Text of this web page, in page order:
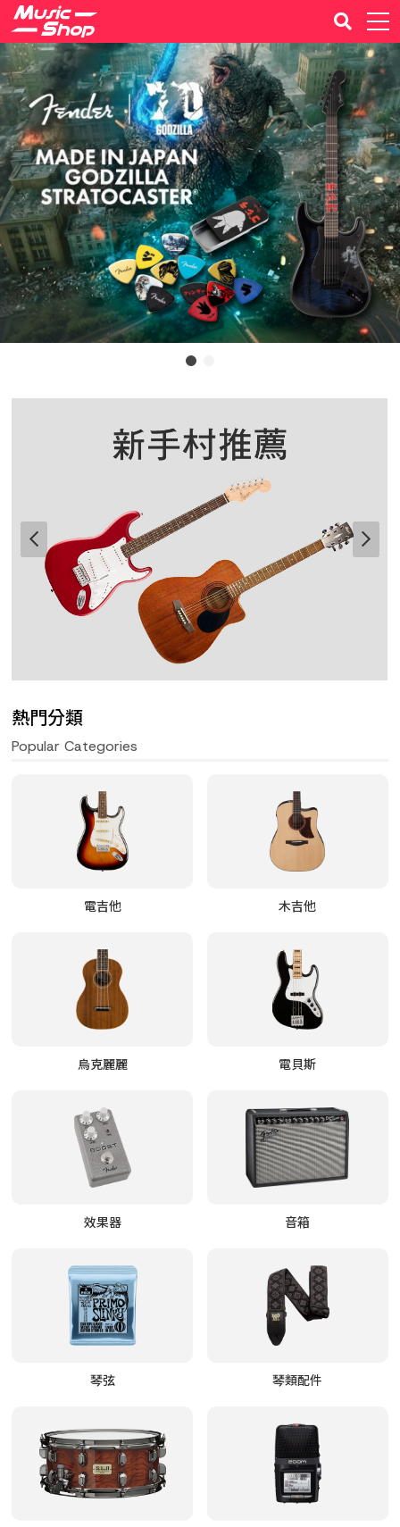
熱門分類
Popular Categories
電吉他 木吉他
烏克麗麗 電貝斯
效果器 音箱
琴弦 琴類配件